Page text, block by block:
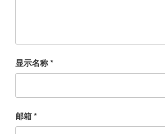
显示名称*
邮箱*